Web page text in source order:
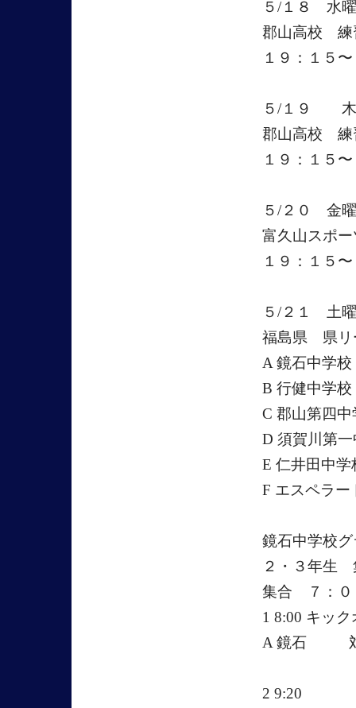
５/１８ 水
郡山高校 練
１９：１５
５/１９ 木
郡山高校 練
１９：１５
５/２０ 金
富久山スポ
１９：１５
５/２１ 土
福島県 県リ
A 鏡石中学校
B 行健中学校
C 郡山第四中
D 須賀川第
E 仁井田中学
F エスペラー
鏡石中学校
２・３年生
集合 ７：０
1 8:00 キック
A 鏡石
2 9:20